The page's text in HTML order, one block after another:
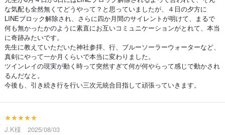
な気配も全然無くてどうやって？と思っていましたが、４日の夕方に
LINEブロック解除され、さらに四か月間のサイレントが明けて、まるで
何も無かったかのように素直にお互いコミュニケーションがとれて、本当
に奇跡みたいです。
先生に教えていただいた神社参拝、行、ブルーソーラーウォーターなど、
真剣にやって一か月くらいで本当に変わりました。
ツインレイの現実が動く時って突然すぎて何が何やらって感じで動かされ
るんだなと。
今後も、引き続き行を行い三次元統合目指して頑張っていきます。
★★★★★
J.K様 2025/08/03